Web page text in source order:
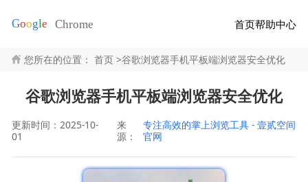
首页帮助中心
您所在的位置： 首页 >谷歌浏览器手机平板端浏览器安全优化
谷歌浏览器手机平板端浏览器安全优化
更新时间：2025-10-
01
来
源：
专注高效的掌上浏览工具 - 壹贰空间
官网